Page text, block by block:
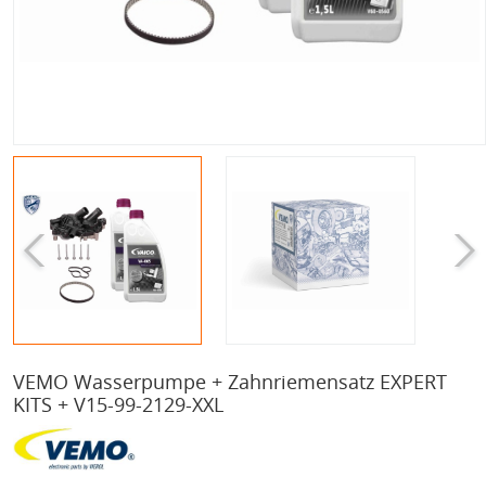
VEMO Wasserpumpe + Zahnriemensatz EXPERT
KITS + V15-99-2129-XXL